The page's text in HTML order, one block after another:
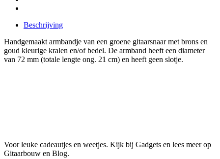
Beschrijving
Handgemaakt armbandje van een groene gitaarsnaar met brons en
goud kleurige kralen en/of bedel. De armband heeft een diameter
van 72 mm (totale lengte ong. 21 cm) en heeft geen slotje.
Voor leuke cadeautjes en weetjes. Kijk bij Gadgets en lees meer op
Gitaarbouw en Blog.